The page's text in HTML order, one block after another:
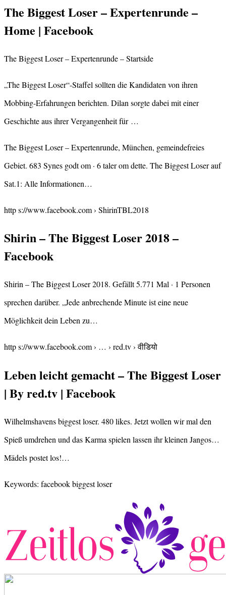
The Biggest Loser – Expertenrunde –
Home | Facebook
The Biggest Loser – Expertenrunde – Startside
„The Biggest Loser“-Staffel sollten die Kandidaten von ihren
Mobbing-Erfahrungen berichten. Dilan sorgte dabei mit einer
Geschichte aus ihrer Vergangenheit für …
The Biggest Loser – Expertenrunde, München, gemeindefreies
Gebiet. 683 Synes godt om · 6 taler om dette. The Biggest Loser auf
Sat.1: Alle Informationen…
http s://www.facebook.com › ShirinTBL2018
Shirin – The Biggest Loser 2018 –
Facebook
Shirin – The Biggest Loser 2018. Gefällt 5.771 Mal · 1 Personen
sprechen darüber. „Jede anbrechende Minute ist eine neue
Möglichkeit dein Leben zu…
http s://www.facebook.com › … › red.tv › वीडियो
Leben leicht gemacht – The Biggest Loser
| By red.tv | Facebook
Wilhelmshavens biggest loser. 480 likes. Jetzt wollen wir mal den
Spieß umdrehen und das Karma spielen lassen ihr kleinen Jangos…
Mädels postet los!…
Keywords: facebook biggest loser